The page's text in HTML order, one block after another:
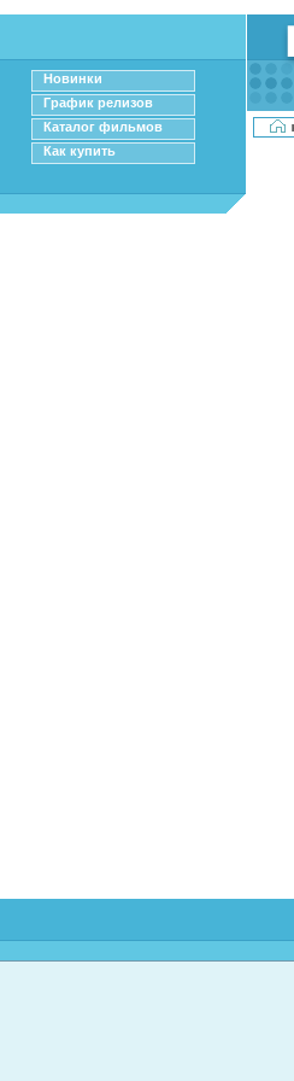
Новинки
График релизов
Каталог фильмов
Как купить